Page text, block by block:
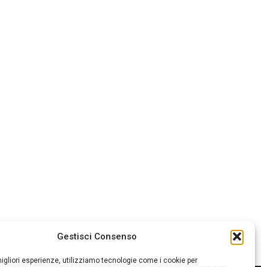
Gestisci Consenso
esperienze, utilizziamo tecnologie come i cookie per